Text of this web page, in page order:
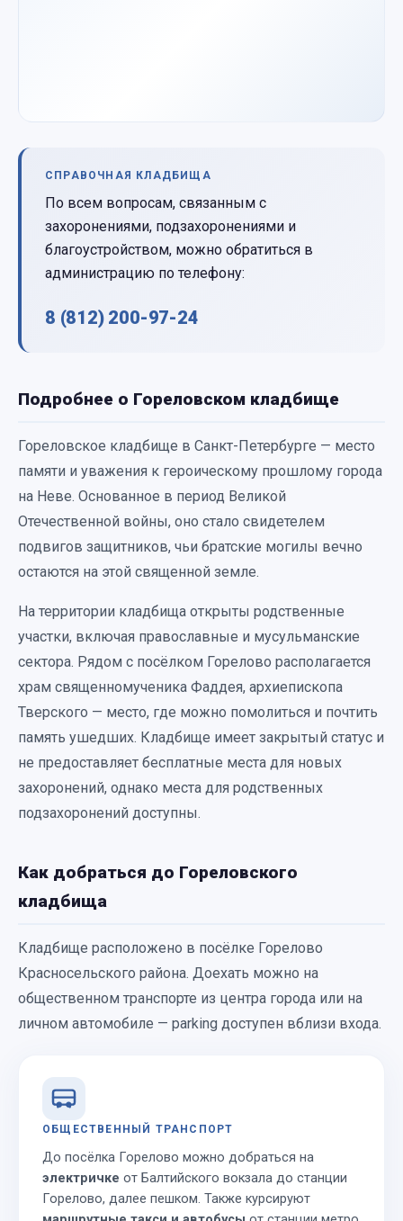
СПРАВОЧНАЯ КЛАДБИЩА
По всем вопросам, связанным с
захоронениями, подзахоронениями и
благоустройством, можно обратиться в
администрацию по телефону:
8 (812) 200-97-24
Подробнее о Гореловском кладбище
Гореловское кладбище в Санкт-Петербурге — место
памяти и уважения к героическому прошлому города
на Неве. Основанное в период Великой
Отечественной войны, оно стало свидетелем
подвигов защитников, чьи братские могилы вечно
остаются на этой священной земле.
На территории кладбища открыты родственные
участки, включая православные и мусульманские
сектора. Рядом с посёлком Горелово располагается
храм священномученика Фаддея, архиепископа
Тверского — место, где можно помолиться и почтить
память ушедших. Кладбище имеет закрытый статус и
не предоставляет бесплатные места для новых
захоронений, однако места для родственных
подзахоронений доступны.
Как добраться до Гореловского
кладбища
Кладбище расположено в посёлке Горелово
Красносельского района. Доехать можно на
общественном транспорте из центра города или на
личном автомобиле — parking доступен вблизи входа.
ОБЩЕСТВЕННЫЙ ТРАНСПОРТ
До посёлка Горелово можно добраться на
электричке от Балтийского вокзала до станции
Горелово, далее пешком. Также курсируют